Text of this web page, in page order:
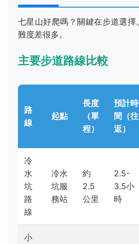
七星山好爬嗎？關鍵在步道選擇
難度差很多。
主要步道路線比較
路
線
起點
長度
（單
程）
預計時
間（往
返）
冷
水
坑
路
線
冷水
坑服
務站
約
2.5
公里
2.5-
3.5小
時
小